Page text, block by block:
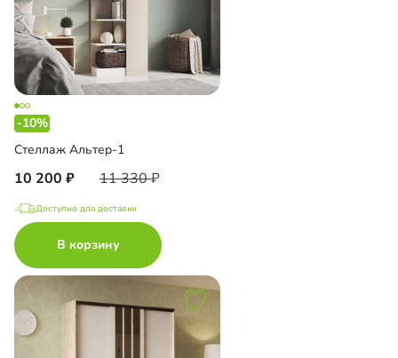
-10%
Стеллаж Альтер-1
10 200 11 330
Доступно для доставки
В корзину